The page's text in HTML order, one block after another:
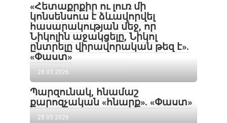
«Հետաքրքիր ու լուռ մի
կոնսենսուս է ձևավորվել
հասարակության մեջ, որ
Նիկոլին աջակցելը, Նիկոլ
ընտրելը վիրավորական թեզ է».
«Փաստ»
28.03.2026
Պարզունակ, հնամաշ
քարոզչական «հնարք». «Փաստ»
28.03.2026